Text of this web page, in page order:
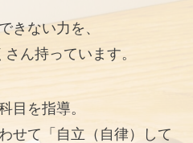
きない力を、
ん持っています。
目を指導。
せて「自立（自律）して